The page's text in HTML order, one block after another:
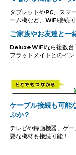
タブレットやPC、スマ
ーム機など、WiFi接続可
ご家族やお友達と一
Deluxe WiFiなら複数台
フラットメイトとのイ
ケーブル接続も可
ぶか？
テレビや録画機器、ゲ
要な機材も接続可能！